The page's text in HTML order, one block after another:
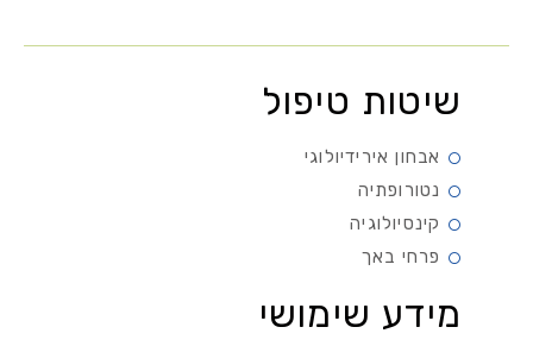
שיטות טיפול
אבחון אירידיולוגי
נטורופתיה
קינסיולוגיה
פרחי באך
מידע שימושי